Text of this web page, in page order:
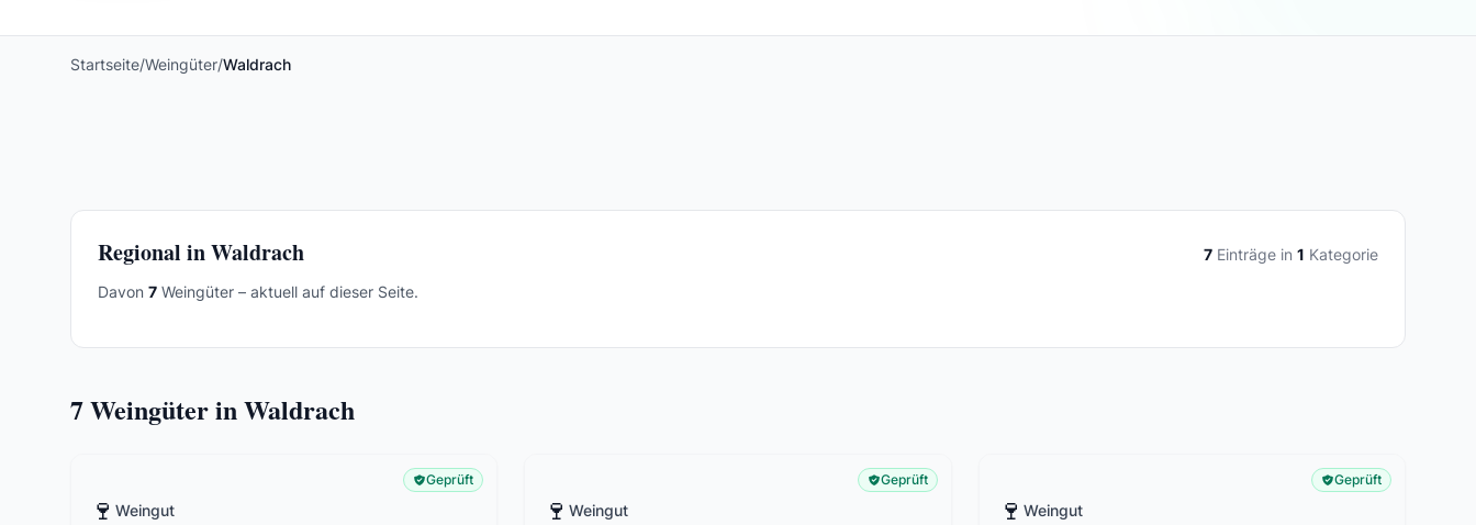
Startseite/Weingüter/Waldrach
Regional in Waldrach 7 Einträge in 1 Kategorie
Davon 7 Weingüter – aktuell auf dieser Seite.
7Weingüter in Waldrach
🍷 Weingut
Geprüft
🍷Weingut
Geprüft
🍷 Weingut
Geprüft